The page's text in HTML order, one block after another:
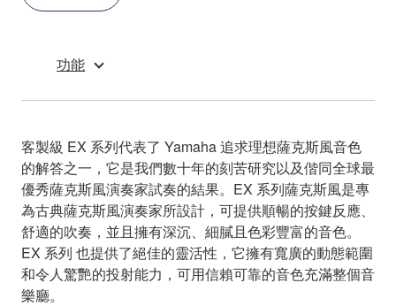
功能
客製級 EX 系列代表了 Yamaha 追求理想薩克斯風音色
的解答之一，它是我們數十年的刻苦研究以及偕同全球最
優秀薩克斯風演奏家試奏的結果。EX 系列薩克斯風是專
為古典薩克斯風演奏家所設計，可提供順暢的按鍵反應、
舒適的吹奏，並且擁有深沉、細膩且色彩豐富的音色。
EX 系列 也提供了絕佳的靈活性，它擁有寬廣的動態範圍
和令人驚艷的投射能力，可用信賴可靠的音色充滿整個音
樂廳。